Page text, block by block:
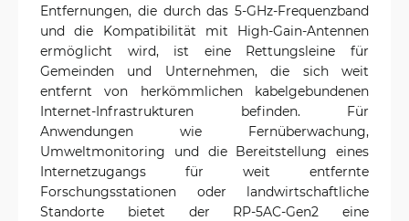
Entfernungen, die durch das 5-GHz-Frequenzband
und die Kompatibilität mit High-Gain-Antennen
ermöglicht wird, ist eine Rettungsleine für
Gemeinden und Unternehmen, die sich weit
entfernt von herkömmlichen kabelgebundenen
Internet-Infrastrukturen befinden. Für
Anwendungen wie Fernüberwachung,
Umweltmonitoring und die Bereitstellung eines
Internetzugangs für weit entfernte
Forschungsstationen oder landwirtschaftliche
Standorte bietet der RP-5AC-Gen2 eine